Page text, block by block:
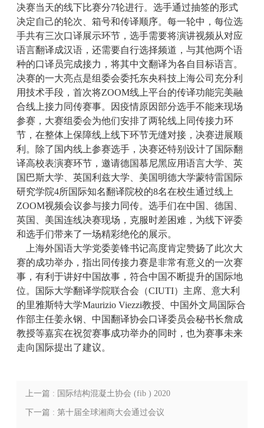
决赛当天的线下比赛分7轮进行。选手通过抽签的形式
决定自己的轮次、箱号和传译顺序。每一轮中，每位选
手共有三次口译展示环节，选手需要将演讲视频从对应
语言翻译成汉语，还需要自行选择频道，与其他两个语
种的口译员完成接力，将其中文翻译为各自目标语言。
决赛的一大亮点是组委会委托东央科技上海公司充分利
用技术手段，首次将ZOOM线上平台的传译功能完美融
合线上接力同传赛事。因疫情原因部分选手不能来现场
参赛，大赛组委会为他们安排了两轮线上同传接力环
节，在整体上保障线上线下环节无缝对接，决赛进展顺
利。除了国内线上参赛选手，决赛还特别设计了国际翻
译高校表演赛环节，邀请德国慕尼黑应用语言大学、英
国巴斯大学、英国利兹大学、美国明德大学蒙特雷国际
研究学院4所国际知名翻译院校的8名在校生通过线上
ZOOM视频会议参与接力同传。选手们在中国、德国、
英国、美国连线决赛现场，克服时差困难，为线下评委
和选手们带来了一场精彩绝伦的展示。
上海外国语大学党委姜锋书记高度肯定赞扬了此次大
赛的成功举办，指出同传接力赛是非常有意义的一次赛
事，有利于讲好中国故事，符合中国不断提升的国际地
位。国际大学翻译学院联合会（CIUTI）主席、意大利
的里雅斯特大学Maurizio Viezzi教授、中国外文局国际合
作部主任姜永钢、中国翻译协会口译委员会秘书长詹成
教授等嘉宾在祝贺赛事成功举办的同时，也为赛事未来
走向国际提出了建议。
上一篇 : 国际结构混凝土协会 (fib ) 2020
年国际学术大会-线上会议ZOOM
下一篇 : 第十届全球湘商大会通过会议